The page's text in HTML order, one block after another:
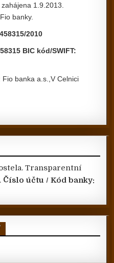
1.9.2013.
banky.
2010
BIC kód/SWIFT:
banka a.s.,V Celnici
Transparentní
Číslo účtu / Kód banky: